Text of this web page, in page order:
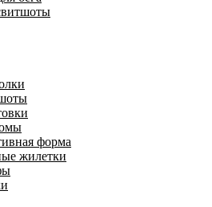
форма
жилетки